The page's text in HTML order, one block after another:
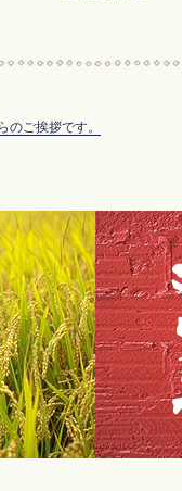
のご挨拶です。